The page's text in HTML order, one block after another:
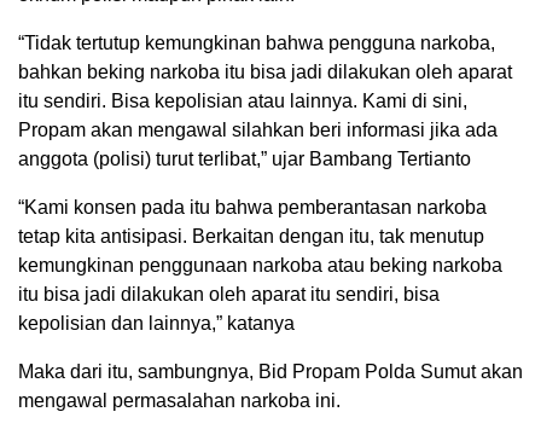
“Tidak tertutup kemungkinan bahwa pengguna narkoba,
bahkan beking narkoba itu bisa jadi dilakukan oleh aparat
itu sendiri. Bisa kepolisian atau lainnya. Kami di sini,
Propam akan mengawal silahkan beri informasi jika ada
anggota (polisi) turut terlibat,” ujar Bambang Tertianto
“Kami konsen pada itu bahwa pemberantasan narkoba
tetap kita antisipasi. Berkaitan dengan itu, tak menutup
kemungkinan penggunaan narkoba atau beking narkoba
itu bisa jadi dilakukan oleh aparat itu sendiri, bisa
kepolisian dan lainnya,” katanya
Maka dari itu, sambungnya, Bid Propam Polda Sumut akan
mengawal permasalahan narkoba ini.